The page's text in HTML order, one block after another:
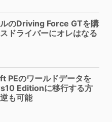
のDriving Force GTを購
ドライバーにオレはなる
PEのワールドデータを
Editionに移行する方
も可能